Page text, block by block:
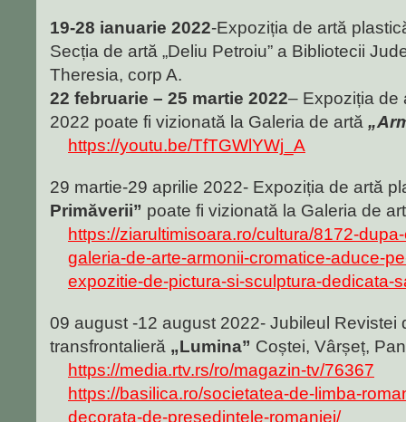
19-28 ianuarie 2022-Expoziția de artă
Secția de artă „Deliu Petroiu” a Bibliotecii
Theresia, corp A.
22 februarie – 25 martie 2022– Expoziția de
2022 poate fi vizionată la Galeria de artă
https://youtu.be/TfTGWlYWj_A
29 martie-29 aprilie 2022- Expoziția de artă
Primăverii” poate fi vizionată la Galeria de
https://ziarultimisoara.ro/cultura/8172-
galeria-de-arte-armonii-cromatice-aduce-
expozitie-de-pictura-si-sculptura-dedicata-
09 august -12 august 2022- Jubileul Revistei
transfrontalieră „Lumina” Coștei, Vârșeț,
https://media.rtv.rs/ro/magazin-tv/76367
https://basilica.ro/societatea-de-limba-
decorata-de-presedintele-romaniei/